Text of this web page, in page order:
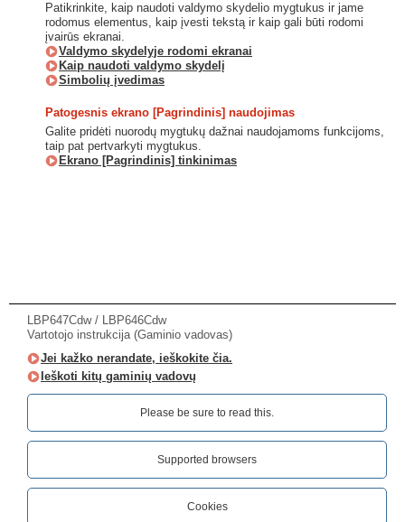
Patikrinkite, kaip naudoti valdymo skydelio mygtukus ir jame
rodomus elementus, kaip įvesti tekstą ir kaip gali būti rodomi
įvairūs ekranai.
Valdymo skydelyje rodomi ekranai
Kaip naudoti valdymo skydelį
Simbolių įvedimas
Patogesnis ekrano [Pagrindinis] naudojimas
Galite pridėti nuorodų mygtukų dažnai naudojamoms funkcijoms,
taip pat pertvarkyti mygtukus.
Ekrano [Pagrindinis] tinkinimas
LBP647Cdw / LBP646Cdw
Vartotojo instrukcija (Gaminio vadovas)
Jei kažko nerandate, ieškokite čia.
Ieškoti kitų gaminių vadovų
Please be sure to read this.‎
Supported browsers
Cookies